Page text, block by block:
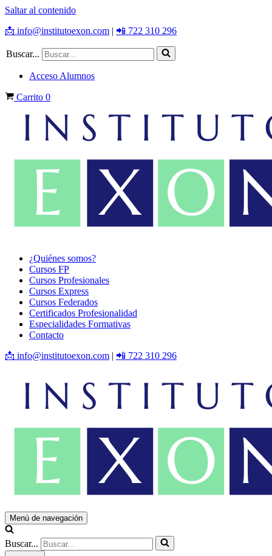
Saltar al contenido
📩 info@institutoexon.com | 📲 722 310 296
Buscar...
Acceso Alumnos
Carrito 0
¿Quiénes somos?
Cursos FP
Cursos Profesionales
Cursos Express
Cursos Federados
Certificados Profesionalidad
Especialidades Formativas
Contacto
📩 info@institutoexon.com | 📲 722 310 296
Menú de navegación
Buscar...